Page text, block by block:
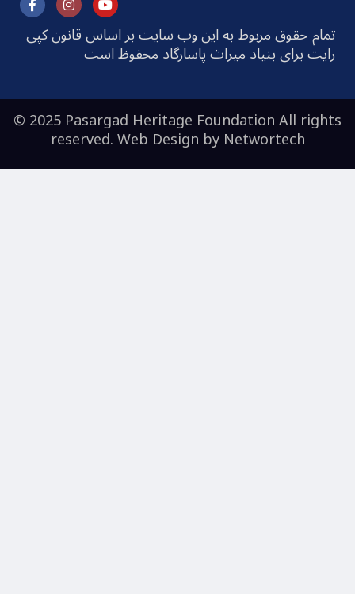
تمام حقوق مربوط به این وب سایت بر اساس قانون کپی
رایت برای بنیاد میراث پاسارگاد محفوظ است
© 2025 Pasargad Heritage Foundation All rights
reserved. Web Design byNetwortech